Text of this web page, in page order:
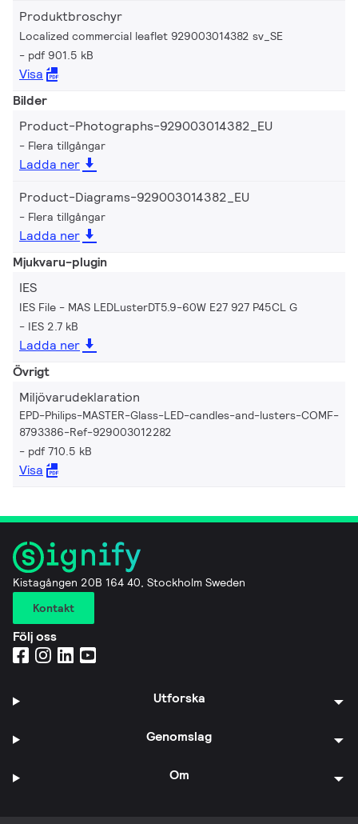
Produktbroschyr
Localized commercial leaflet 929003014382 sv_SE
pdf 901.5 kB
Visa
Bilder
Product-Photographs-929003014382_EU
Flera tillgångar
Ladda ner
Product-Diagrams-929003014382_EU
Flera tillgångar
Ladda ner
Mjukvaru-plugin
IES
IES File - MAS LEDLusterDT5.9-60W E27 927 P45CL G
IES 2.7 kB
Ladda ner
Övrigt
Miljövarudeklaration
EPD-Philips-MASTER-Glass-LED-candles-and-lusters-COMF-
8793386-Ref-929003012282
pdf 710.5 kB
Visa
Kistagången 20B 164 40, Stockholm Sweden
Kontakt
Följ oss
Utforska
Genomslag
Om